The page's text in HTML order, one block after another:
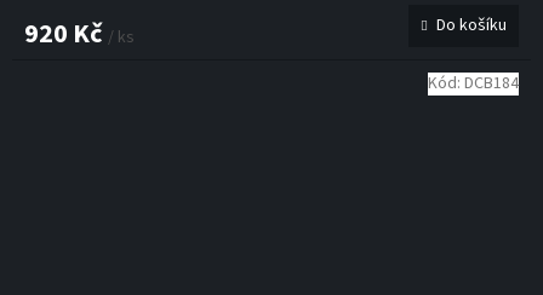
920 Kč / ks Do košíku
Kód: DCB184